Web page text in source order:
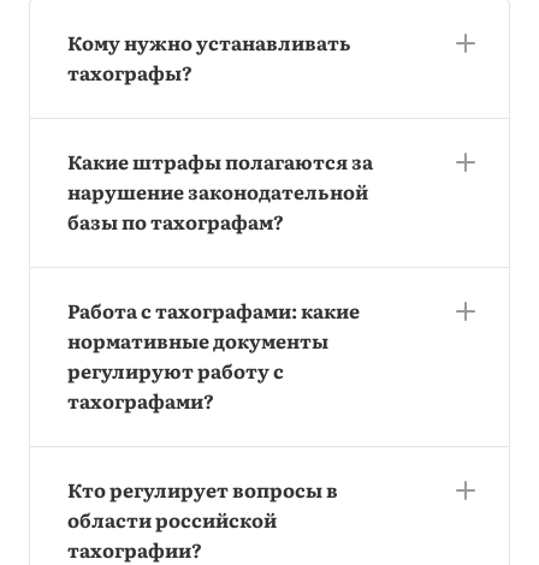
Кому нужно устанавливать
тахографы?
Какие штрафы полагаются за
нарушение законодательной
базы по тахографам?
Работа с тахографами: какие
нормативные документы
регулируют работу с
тахографами?
Кто регулирует вопросы в
области российской
тахографии?